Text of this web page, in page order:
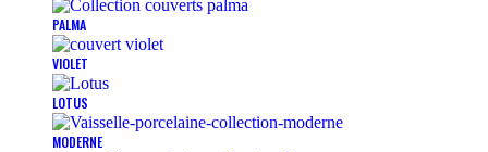
PALMA
VIOLET
LOTUS
MODERNE